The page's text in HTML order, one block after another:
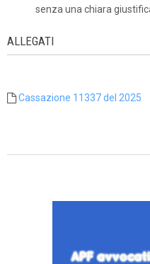
senza una chiara
ALLEGATI
Cassazione 11337 del 2025